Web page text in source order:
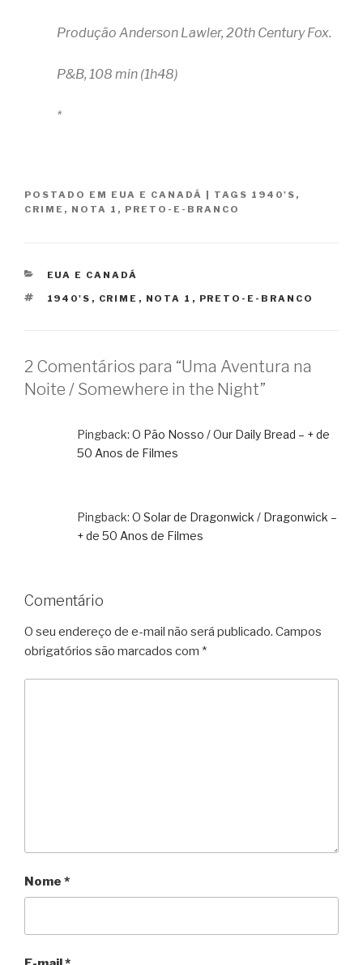
Produção Anderson Lawler, 20th Century Fox.
P&B, 108 min (1h48)
*
POSTADO EM EUA E CANADÁ | TAGS 1940'S ,
CRIME , NOTA 1 , PRETO-E-BRANCO
CATEGORIAS
EUA E CANADÁ
TAGS
1940'S , CRIME , NOTA 1 , PRETO-E-BRANCO
2 Comentários para “Uma Aventura na
Noite / Somewhere in the Night”
Pingback: O Pão Nosso / Our Daily Bread – + de
50 Anos de Filmes
Pingback: O Solar de Dragonwick / Dragonwick –
+ de 50 Anos de Filmes
Comentário
O seu endereço de e-mail não será publicado. Campos
obrigatórios são marcados com *
Nome *